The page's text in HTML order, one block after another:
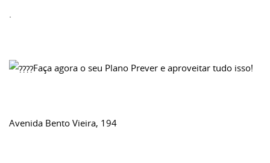
Faça agora o seu Plano Prever e aproveitar tudo isso!
Avenida Bento Vieira, 194